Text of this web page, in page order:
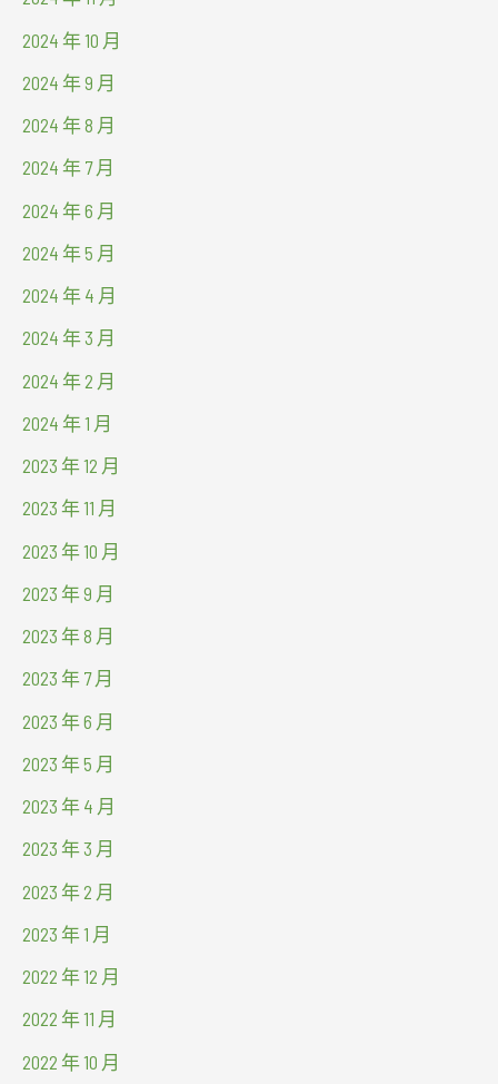
2024 年 10 月
2024 年 9 月
2024 年 8 月
2024 年 7 月
2024 年 6 月
2024 年 5 月
2024 年 4 月
2024 年 3 月
2024 年 2 月
2024 年 1 月
2023 年 12 月
2023 年 11 月
2023 年 10 月
2023 年 9 月
2023 年 8 月
2023 年 7 月
2023 年 6 月
2023 年 5 月
2023 年 4 月
2023 年 3 月
2023 年 2 月
2023 年 1 月
2022 年 12 月
2022 年 11 月
2022 年 10 月